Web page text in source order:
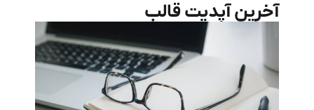
آخرین آپدیت قالب